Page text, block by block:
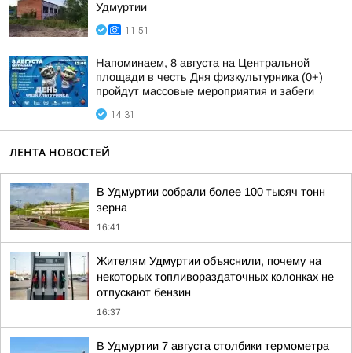
Удмуртии
11:51
Напоминаем, 8 августа на Центральной
площади в честь Дня физкультурника (0+)
пройдут массовые мероприятия и забеги
14:31
ЛЕНТА НОВОСТЕЙ
В Удмуртии собрали более 100 тысяч тонн
зерна
16:41
Жителям Удмуртии объяснили, почему на
некоторых топливораздаточных колонках не
отпускают бензин
16:37
В Удмуртии 7 августа столбики термометра